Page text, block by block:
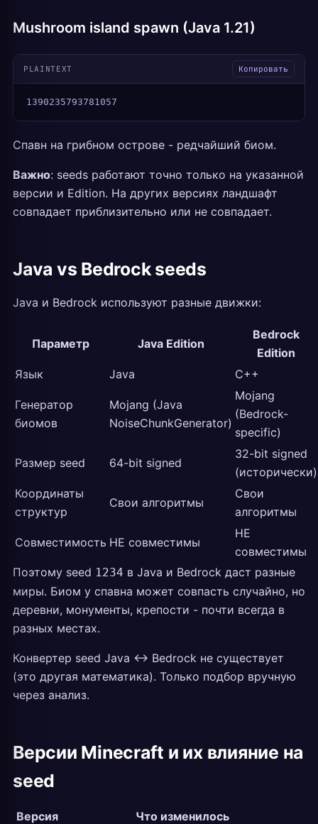
Mushroom island spawn (Java 1.21)
PLAINTEXT Копировать
1390235793781057
Спавн на грибном острове - редчайший биом.
Важно: seeds работают точно только на указанной
версии и Edition. На других версиях ландшафт
совпадает приблизительно или не совпадает.
Java vs Bedrock seeds
Java и Bedrock используют разные движки:
Параметр Java Edition
Bedrock
Edition
Язык
Java C++
Генератор
биомов
Mojang (Java
NoiseChunkGenerator)
Mojang
(Bedrock-
specific)
Размер seed 64-bit signed
32-bit signed
(исторически)
Координаты
структур
Свои алгоритмы
Свои
алгоритмы
Совместимость НЕ совместимы
НЕ
совместимы
Поэтому seed 1234 в Java и Bedrock даст разные
миры. Биом у спавна может совпасть случайно, но
деревни, монументы, крепости - почти всегда в
разных местах.
Конвертер seed Java <-> Bedrock не существует
(это другая математика). Только подбор вручную
через анализ.
Версии Minecraft и их влияние на
seed
Версия
Что изменилось